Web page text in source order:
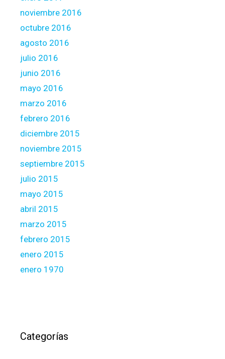
noviembre 2016
octubre 2016
agosto 2016
julio 2016
junio 2016
mayo 2016
marzo 2016
febrero 2016
diciembre 2015
noviembre 2015
septiembre 2015
julio 2015
mayo 2015
abril 2015
marzo 2015
febrero 2015
enero 2015
enero 1970
Categorías